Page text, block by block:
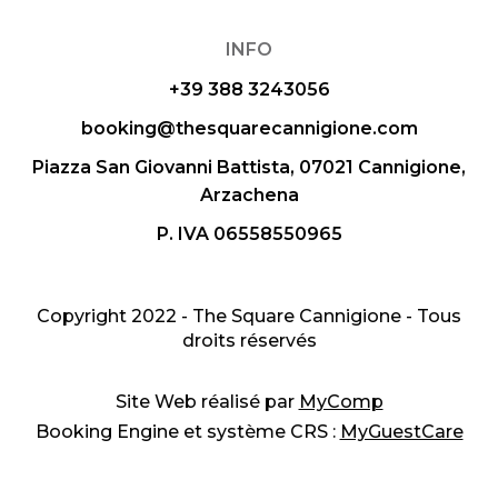
INFO
+39 388 3243056
booking@thesquarecannigione.com
Piazza San Giovanni Battista, 07021 Cannigione,
Arzachena
P. IVA 06558550965
Copyright 2022 - The Square Cannigione - Tous
droits réservés
Site Web réalisé par MyComp
Booking Engine et système CRS : MyGuestCare